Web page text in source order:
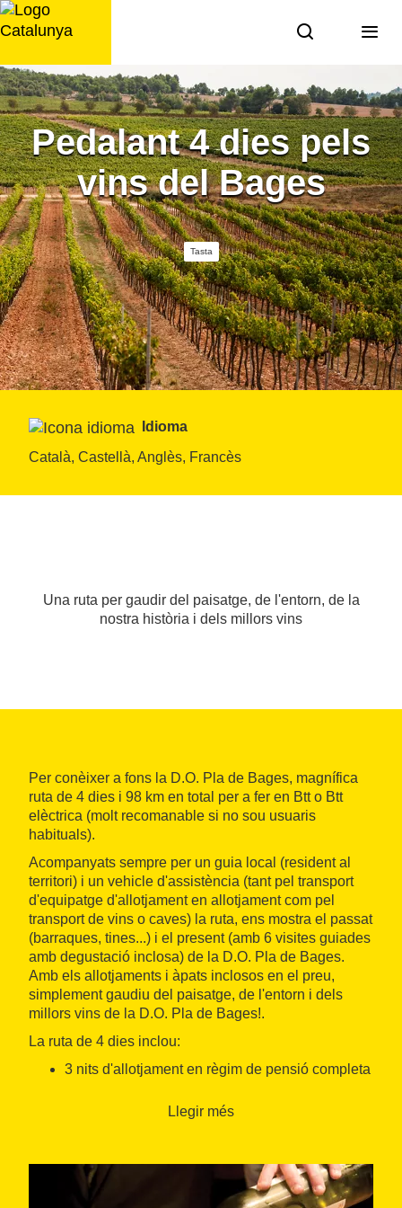
Saltar
al
Pedalant 4 dies pels
vins del Bages
Tasta
Idioma
Català, Castellà, Anglès, Francès
Una ruta per gaudir del paisatge, de l'entorn, de la
nostra història i dels millors vins
Per conèixer a fons la D.O. Pla de Bages, magnífica
ruta de 4 dies i 98 km en total per a fer en Btt o Btt
elèctrica (molt recomanable si no sou usuaris
habituals).
Acompanyats sempre per un guia local (resident al
territori) i un vehicle d'assistència (tant pel transport
d'equipatge d'allotjament en allotjament com pel
transport de vins o caves) la ruta, ens mostra el passat
(barraques, tines...) i el present (amb 6 visites guiades
amb degustació inclosa) de la D.O. Pla de Bages.
Amb els allotjaments i àpats inclosos en el preu,
simplement gaudiu del paisatge, de l'entorn i dels
millors vins de la D.O. Pla de Bages!.
La ruta de 4 dies inclou:
3 nits d'allotjament en règim de pensió completa
dinar, sopar i allotjament eb Casa de Turisme
sopar i allotjament en hotel 3. 4t. dia: esmorzar i
dinar)
Guia titulat durant tot recorregut
Llegir més